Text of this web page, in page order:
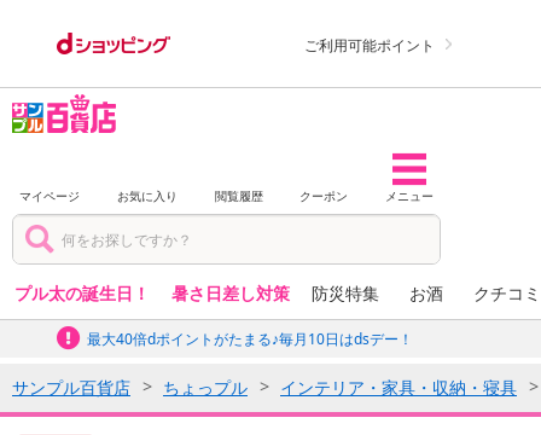
ご利用可能ポイント
マイページ お気に入り 閲覧履歴 クーポン メニュー
プル太の誕生日！ 暑さ日差し対策 防災特集 お酒 クチコ
最大40倍dポイントがたまる♪毎月10日はdsデー！
サンプル百貨店 ちょっプル インテリア・家具・収納・寝具